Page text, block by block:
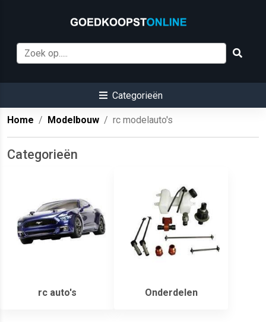
Categorieën
Home Modelbouw rc modelauto's
Categorieën
rc auto's Onderdelen